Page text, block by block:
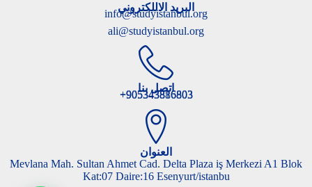
البريد الاللكتروني
info@studyistanbul.org
ali@studyistanbul.org
اتصل بنا
905343816803+
905343886803+
العنوان
Mevlana Mah. Sultan Ahmet Cad. Delta Plaza iş Merkezi A1 Blok
Kat:07 Daire:16 Esenyurt/istanbu